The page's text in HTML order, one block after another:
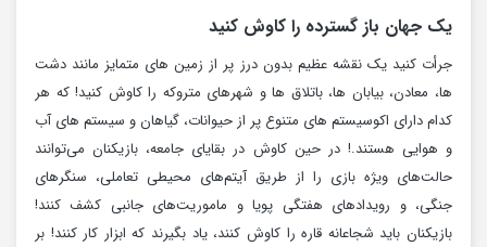
یک جهان باز گسترده را کاوش کنید
جرأت کنید یک نقشه عظیم بدون درز پر از زمین های متمایز مانند دشت
ها، معادن، بیابان ها، باتلاق ها و شهرهای متروکه را کاوش کنید! که هر
کدام دارای اکوسیستم های متنوع پر از حیوانات، گیاهان و سیستم های آب
و هوایی هستند.! در حین کاوش در بقایای جامعه، بازیکنان می‌توانند
حالت‌های ویژه بازی را از طریق آیتم‌های محیطی تعاملی، سنگرهای
جنگی، و رویدادهای هفتگی پویا و ماموریت‌های جانبی کشف کنند!
بازیکنان باید شجاعانه قاره را کاوش کنند، یاد بگیرند که ابزار کار کنند! بر